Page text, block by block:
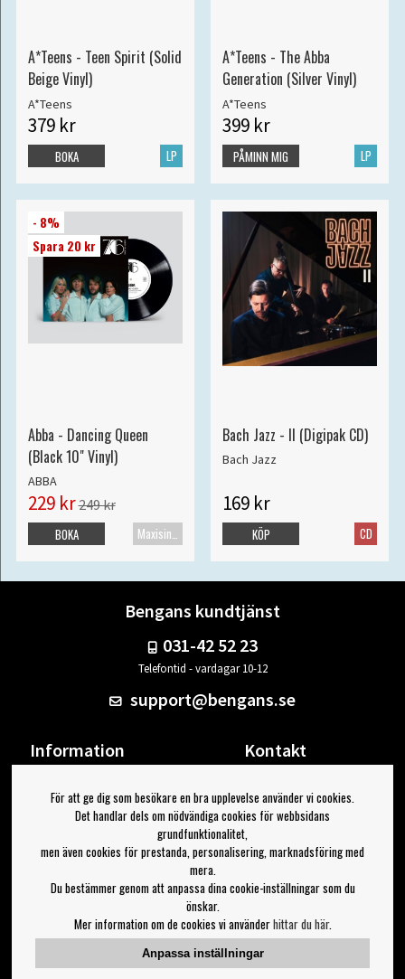
A*Teens - Teen Spirit (Solid
Beige Vinyl)
A*Teens
379 kr
LP
BOKA
A*Teens - The Abba
Generation (Silver Vinyl)
A*Teens
399 kr
LP
PÅMINN MIG
- 8%
Spara 20 kr
Abba - Dancing Queen
(Black 10" Vinyl)
ABBA
229 kr249 kr
BOKA
Bach Jazz - II (Digipak CD)
Bach Jazz
169 kr
CD
KÖP
Bengans kundtjänst
031-42 52 23
Telefontid - vardagar 10-12
support@bengans.se
Information
Om Bengans
FAQ / Köp- & Leveransvillkor
Kontakt
Din sida
Logga ut
Jag vill ha tips från Bengans
Inställningar för nyhetsbrev
För att ge dig som besökare en bra upplevelse använder vi cookies.
Det handlar dels om nödvändiga cookies för webbsidans
grundfunktionalitet,
men även cookies för prestanda, personalisering, marknadsföring med
mera.
Du bestämmer genom att anpassa dina cookie-inställningar som du
önskar.
Mer information om de cookies vi använderhittar du här.
Anpassa inställningar